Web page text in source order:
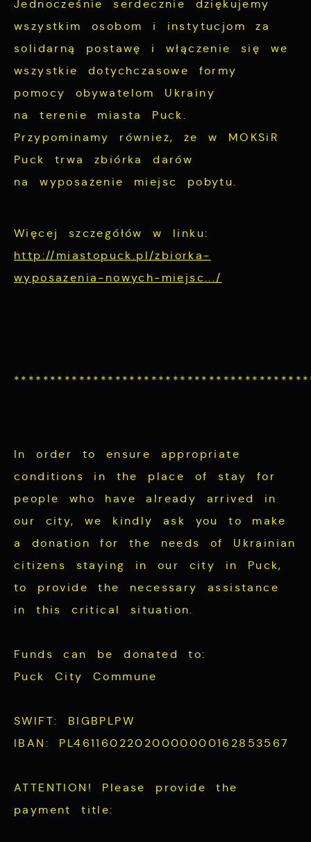
Jednocześnie serdecznie dziękujemy
wszystkim osobom i instytucjom za
solidarną postawę i włączenie się we
wszystkie dotychczasowe formy
pomocy obywatelom Ukrainy
na terenie miasta Puck.
Przypominamy również, że w MOKSiR
Puck trwa zbiórka darów
na wyposażenie miejsc pobytu.
Więcej szczegółów w linku:
http://miastopuck.pl/zbiorka-
wyposazenia-nowych-miejsc.../
In order to ensure appropriate
conditions in the place of stay for
people who have already arrived in
our city, we kindly ask you to make
a donation for the needs of Ukrainian
citizens staying in our city in Puck,
to provide the necessary assistance
in this critical situation.
Funds can be donated to:
Puck City Commune
SWIFT: BIGBPLPW
IBAN: PL46116022020000000162853567
ATTENTION! Please provide the
payment title: